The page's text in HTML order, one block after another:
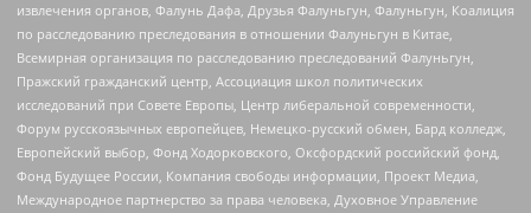
извлечения органов, Фалунь Дафа, Друзья Фалуньгун, Фалуньгун, Коалиция
по расследованию преследования в отношении Фалуньгун в Китае,
Всемирная организация по расследованию преследований Фалуньгун,
Пражский гражданский центр, Ассоциация школ политических
исследований при Совете Европы, Центр либеральной современности,
Форум русскоязычных европейцев, Немецко-русский обмен, Бард колледж,
Европейский выбор, Фонд Ходорковского, Оксфордский российский фонд,
Фонд Будущее России, Компания свободы информации, Проект Медиа,
Международное партнерство за права человека, Духовное Управление